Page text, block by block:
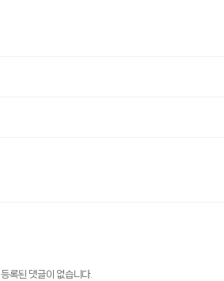
등록된 댓글이 없습니다.